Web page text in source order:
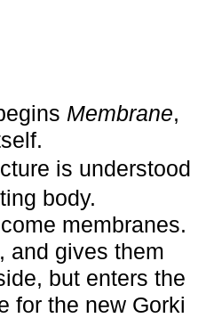
Membrane,
is understood
body.
membranes.
and gives them
but enters the
for the new Gorki